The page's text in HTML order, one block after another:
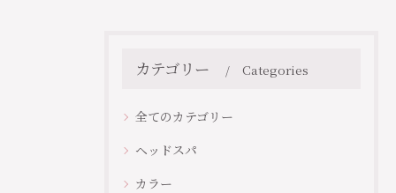
カテゴリー Categories
全てのカテゴリー
ヘッドスパ
カラー